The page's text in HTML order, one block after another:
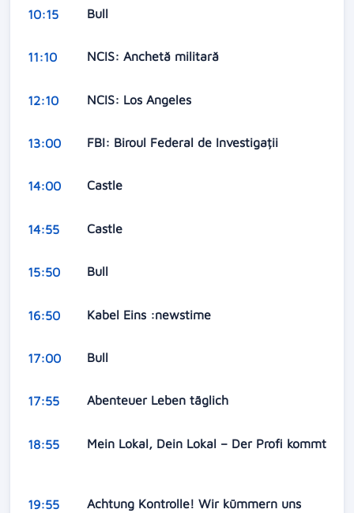
10:15 Bull
11:10 NCIS: Anchetă militară
12:10 NCIS: Los Angeles
13:00 FBI: Biroul Federal de Investigații
14:00 Castle
14:55 Castle
15:50 Bull
16:50 Kabel Eins :newstime
17:00 Bull
17:55 Abenteuer Leben täglich
18:55 Mein Lokal, Dein Lokal – Der Profi kommt
19:55
Achtung Kontrolle! Wir kümmern uns